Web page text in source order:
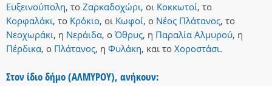
Ευξεινούπολη, το Ζαρκαδοχώρι, οι Κοκκωτοί, το
Κορφαλάκι, το Κρόκιο, οι Κωφοί, ο Νέος Πλάτανος, το
Νεοχωράκι, η Νεράιδα, ο Όθρυς, η Παραλία Αλμυρού, η
Πέρδικα, ο Πλάτανος, η Φυλάκη, και το Χοροστάσι.
Στον ίδιο δήμο (ΑΛΜΥΡΟΥ), ανήκουν: